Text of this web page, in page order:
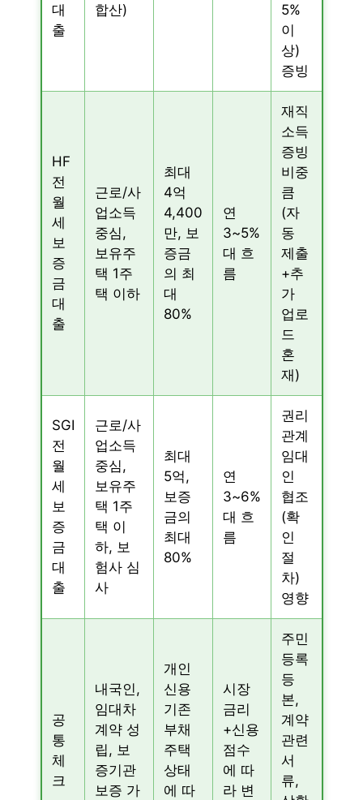
대
출
합산)
5%
이
상)
증빙
HF
전
월
세
보
증
금
대
출
근로/사
업소득
중심,
보유주
택 1주
택 이하
최대
4억
4,400
만, 보
증금
의 최
대
80%
연
3~5%
대 흐
름
재직
소득
증빙
비중
큼
(자
동
제출
+추
가
업로
드
혼
재)
SGI
전
월
세
보
증
금
대
출
근로/사
업소득
중심,
보유주
택 1주
택 이
하, 보
험사 심
사
최대
5억,
보증
금의
최대
80%
연
3~6%
대 흐
름
권리
관계
임대
인
협조
(확
인
절
차)
영향
공
통
체
크
내국인,
임대차
계약 성
립, 보
증기관
보증 가
개인
신용
기존
부채
주택
상태
에 따
시장
금리
+신용
점수
에 따
라 변
주민
등록
등
본,
계약
관련
서
류,